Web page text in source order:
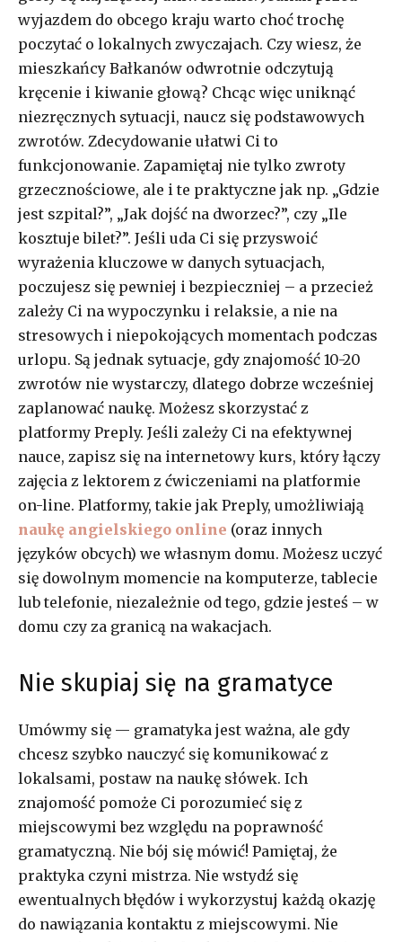
wyjazdem do obcego kraju warto choć trochę
poczytać o lokalnych zwyczajach. Czy wiesz, że
mieszkańcy Bałkanów odwrotnie odczytują
kręcenie i kiwanie głową? Chcąc więc uniknąć
niezręcznych sytuacji, naucz się podstawowych
zwrotów. Zdecydowanie ułatwi Ci to
funkcjonowanie. Zapamiętaj nie tylko zwroty
grzecznościowe, ale i te praktyczne jak np. „Gdzie
jest szpital?”, „Jak dojść na dworzec?”, czy „Ile
kosztuje bilet?”. Jeśli uda Ci się przyswoić
wyrażenia kluczowe w danych sytuacjach,
poczujesz się pewniej i bezpieczniej – a przecież
zależy Ci na wypoczynku i relaksie, a nie na
stresowych i niepokojących momentach podczas
urlopu. Są jednak sytuacje, gdy znajomość 10-20
zwrotów nie wystarczy, dlatego dobrze wcześniej
zaplanować naukę. Możesz skorzystać z
platformy Preply. ​​Jeśli zależy Ci na efektywnej
nauce, zapisz się na internetowy kurs, który łączy
zajęcia z lektorem z ćwiczeniami na platformie
on-line. Platformy, takie jak Preply, umożliwiają
naukę angielskiego online (oraz innych
języków obcych) we własnym domu. Możesz uczyć
się dowolnym momencie na komputerze, tablecie
lub telefonie, niezależnie od tego, gdzie jesteś – w
domu czy za granicą na wakacjach.
Nie skupiaj się na gramatyce
Umówmy się — gramatyka jest ważna, ale gdy
chcesz szybko nauczyć się komunikować z
lokalsami, postaw na naukę słówek. Ich
znajomość pomoże Ci porozumieć się z
miejscowymi bez względu na poprawność
gramatyczną. Nie bój się mówić! Pamiętaj, że
praktyka czyni mistrza. Nie wstydź się
ewentualnych błędów i wykorzystuj każdą okazję
do nawiązania kontaktu z miejscowymi. Nie